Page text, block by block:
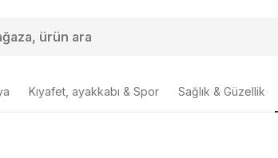
Kıyafet, ayakkabı & Spor Sağlık & Güzellik